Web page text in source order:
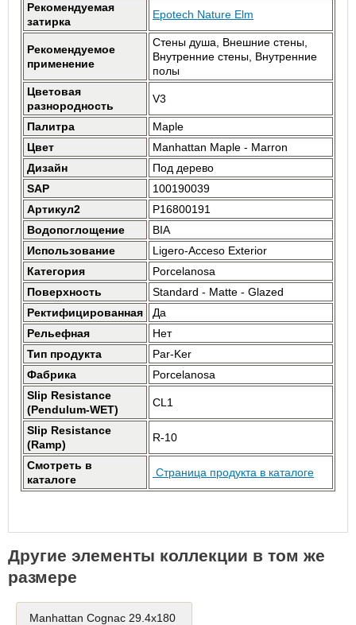
Рекомендуемая
затирка
Epotech Nature Elm
Рекомендуемое
применение
Стены душа, Внешние стены,
Внутренние стены, Внутренние
полы
Цветовая
разнородность
V3
Палитра
Maple
Цвет
Manhattan Maple - Marron
Дизайн
Под дерево
SAP
100190039
Артикул2
P16800191
Водопоглощение
BIA
Использование
Ligero-Acceso Exterior
Категория
Porcelanosa
Поверхность
Standard - Matte - Glazed
Ректифицированная
Да
Рельефная
Нет
Тип продукта
Par-Ker
Фабрика
Porcelanosa
Slip Resistance
(Pendulum-WET)
CL1
Slip Resistance
(Ramp)
R-10
Смотреть в
каталоге
Страница продукта в каталоге
Другие элементы коллекции в том же
размере
Manhattan Cognac 29.4x180